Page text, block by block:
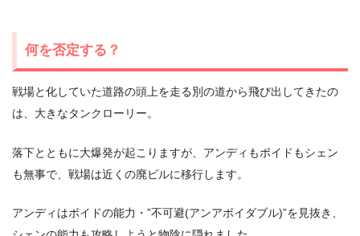
何を否定する？
戦場と化していた道路の頭上を走る別の道から飛び出してきたの
は、大きなタンクローリー。
落下とともに大爆発が起こりますが、アンディもボイドもシェン
も無事で、戦場は近くの廃ビルに移行します。
アンディはボイドの能力・”不可避(アンアボイダブル)”を見抜き、